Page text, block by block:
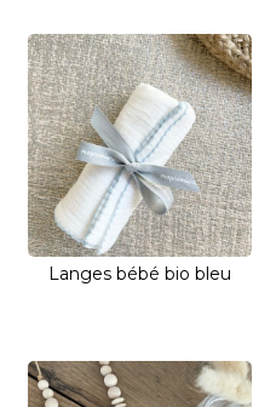
Langes bébé bio bleu